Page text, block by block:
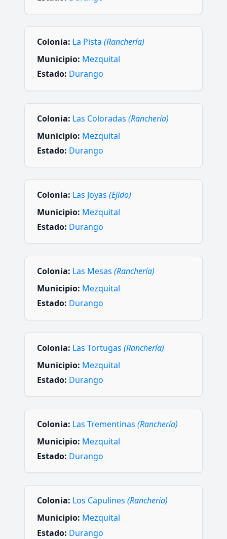
Colonia: La Pista (Ranchería)
Municipio: Mezquital
Estado: Durango
Colonia: Las Coloradas (Ranchería)
Municipio: Mezquital
Estado: Durango
Colonia: Las Joyas (Ejido)
Municipio: Mezquital
Estado: Durango
Colonia: Las Mesas (Ranchería)
Municipio: Mezquital
Estado: Durango
Colonia: Las Tortugas (Ranchería)
Municipio: Mezquital
Estado: Durango
Colonia: Las Trementinas (Ranchería)
Municipio: Mezquital
Estado: Durango
Colonia: Los Capulines (Ranchería)
Municipio: Mezquital
Estado: Durango